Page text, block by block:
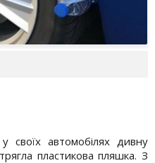
своїх автомобілях дивну
пластикова пляшка. З